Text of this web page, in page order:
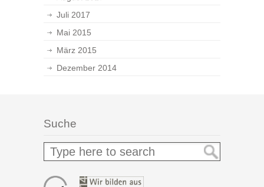
Juli 2017
Mai 2015
März 2015
Dezember 2014
Suche